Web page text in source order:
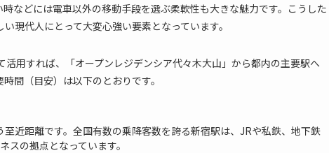
などには電車以外の移動手段を選ぶ柔軟性も大きな魅力です。こうした
現代人にとって大変心強い要素となっています。
用すれば、「オープンレジデンシア代々木大山」から都内の主要駅へ
間（目安）は以下のとおりです。
近距離です。全国有数の乗降客数を誇る新宿駅は、JRや私鉄、地下鉄
の拠点となっています。